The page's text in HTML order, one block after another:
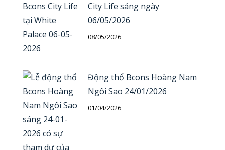
City Life sáng ngày
06/05/2026
08/05/2026
Động thổ Bcons Hoàng Nam
Ngôi Sao 24/01/2026
01/04/2026